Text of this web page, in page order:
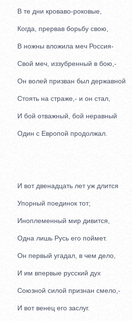
В те дни кроваво-роковые,
Когда, прервав борьбу свою,
В ножны вложила меч Россия-
Свой меч, иззубренный в бою,-
Он волей призван был державной
Стоять на страже,- и он стал,
И бой отважный, бой неравный
Один с Европой продолжал.
И вот двенадцать лет уж длится
Упорный поединок тот;
Иноплеменный мир дивится,
Одна лишь Русь его поймет.
Он первый угадал, в чем дело,
И им впервые русский дух
Союзной силой признан смело,-
И вот венец его заслуг.